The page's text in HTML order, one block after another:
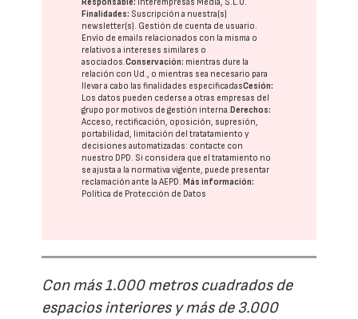
Finalidades: Suscripción a nuestra(s)
newsletter(s). Gestión de cuenta de usuario.
Envío de emails relacionados con la misma o
relativos a intereses similares o
asociados.Conservación: mientras dure la
relación con Ud., o mientras sea necesario para
llevar a cabo las finalidades especificadasCesión:
Los datos pueden cederse a otras empresas del
grupo por motivos de gestión interna.Derechos:
Acceso, rectificación, oposición, supresión,
portabilidad, limitación del tratatamiento y
decisiones automatizadas: contacte con
nuestro DPD . Si considera que el tratamiento no
se ajusta a la normativa vigente, puede presentar
reclamación ante laAEPD .Más información:
Política de Protección de Datos
Con más 1.000 metros cuadrados de
espacios interiores y más de 3.000